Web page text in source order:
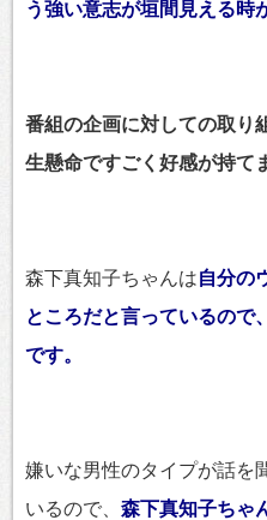
う強い意志が垣間見える時
番組の企画に対しての取り
生懸命ですごく好感が持て
森下真知子ちゃんは自分の
ところだと言っているので
です。
嫌いな男性のタイプが話を
いるので、 森下真知子ちゃ